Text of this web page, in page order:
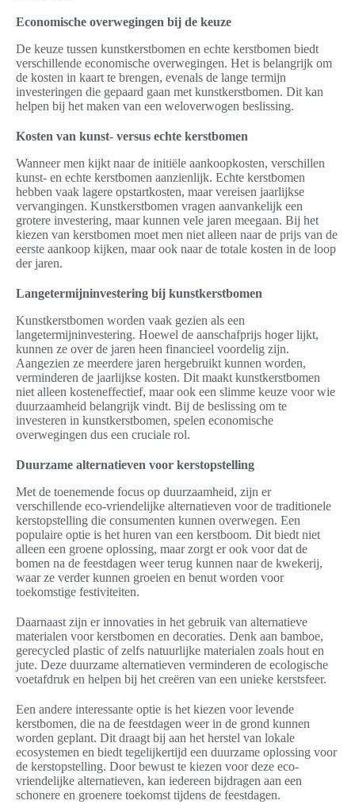
Economische overwegingen bij de keuze
De keuze tussen kunstkerstbomen en echte kerstbomen biedt
verschillende economische overwegingen. Het is belangrijk om
de kosten in kaart te brengen, evenals de lange termijn
investeringen die gepaard gaan met kunstkerstbomen. Dit kan
helpen bij het maken van een weloverwogen beslissing.
Kosten van kunst- versus echte kerstbomen
Wanneer men kijkt naar de initiële aankoopkosten, verschillen
kunst- en echte kerstbomen aanzienlijk. Echte kerstbomen
hebben vaak lagere opstartkosten, maar vereisen jaarlijkse
vervangingen. Kunstkerstbomen vragen aanvankelijk een
grotere investering, maar kunnen vele jaren meegaan. Bij het
kiezen van kerstbomen moet men niet alleen naar de prijs van de
eerste aankoop kijken, maar ook naar de totale kosten in de loop
der jaren.
Langetermijninvestering bij kunstkerstbomen
Kunstkerstbomen worden vaak gezien als een
langetermijninvestering. Hoewel de aanschafprijs hoger lijkt,
kunnen ze over de jaren heen financieel voordelig zijn.
Aangezien ze meerdere jaren hergebruikt kunnen worden,
verminderen de jaarlijkse kosten. Dit maakt kunstkerstbomen
niet alleen kosteneffectief, maar ook een slimme keuze voor wie
duurzaamheid belangrijk vindt. Bij de beslissing om te
investeren in kunstkerstbomen, spelen economische
overwegingen dus een cruciale rol.
Duurzame alternatieven voor kerstopstelling
Met de toenemende focus op duurzaamheid, zijn er
verschillende eco-vriendelijke alternatieven voor de traditionele
kerstopstelling die consumenten kunnen overwegen. Een
populaire optie is het huren van een kerstboom. Dit biedt niet
alleen een groene oplossing, maar zorgt er ook voor dat de
bomen na de feestdagen weer terug kunnen naar de kwekerij,
waar ze verder kunnen groeien en benut worden voor
toekomstige festiviteiten.
Daarnaast zijn er innovaties in het gebruik van alternatieve
materialen voor kerstbomen en decoraties. Denk aan bamboe,
gerecycled plastic of zelfs natuurlijke materialen zoals hout en
jute. Deze duurzame alternatieven verminderen de ecologische
voetafdruk en helpen bij het creëren van een unieke kerstsfeer.
Een andere interessante optie is het kiezen voor levende
kerstbomen, die na de feestdagen weer in de grond kunnen
worden geplant. Dit draagt bij aan het herstel van lokale
ecosystemen en biedt tegelijkertijd een duurzame oplossing voor
de kerstopstelling. Door bewust te kiezen voor deze eco-
vriendelijke alternatieven, kan iedereen bijdragen aan een
schonere en groenere toekomst tijdens de feestdagen.